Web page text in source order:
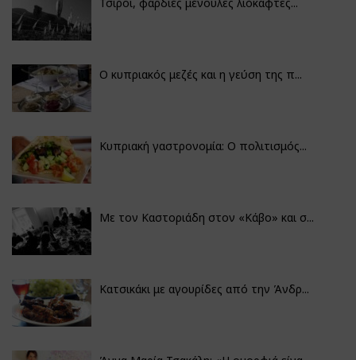
Ο κυπριακός μεζές και η γεύση της π...
Κυπριακή γαστρονομία: Ο πολιτισμός...
Με τον Καστοριάδη στον «Κάβο» και σ...
Κατσικάκι με αγουρίδες από την Άνδρ...